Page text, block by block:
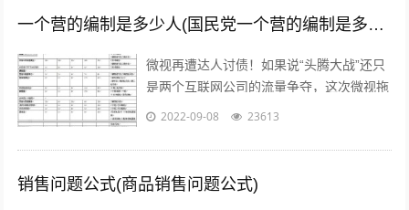
一个营的编制是多少人(国民党一个营的编制是多少人)
微视再遭达人讨债！如果说“头腾大战”还只
是两个互联网公司的流量争夺，这次微视拖
欠达人补贴额的行为，无疑是雪上加霜，让
2022-09-08 23613
销售问题公式(商品销售问题公式)